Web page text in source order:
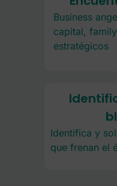
Business
capital,
estratégicos
Identifica y
que frenan el